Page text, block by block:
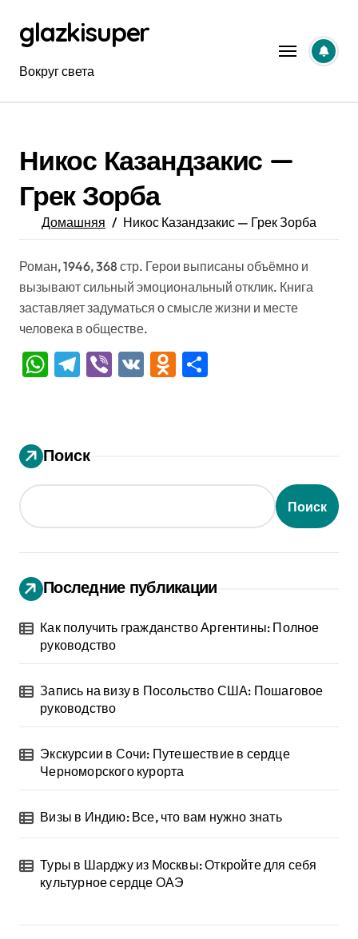
содержанию
glazkisuper
Вокруг света
Никос Казандзакис —
Грек Зорба
Домашняя Никос Казандзакис — Грек Зорба
Роман, 1946, 368 стр. Герои выписаны объёмно и
вызывают сильный эмоциональный отклик. Книга
заставляет задуматься о смысле жизни и месте
человека в обществе.
WhatsApp
Telegram
Viber
VK Odnoklassniki
Поиск
Поиск
Последние публикации
Как получить гражданство Аргентины: Полное
руководство
Запись на визу в Посольство США: Пошаговое
руководство
Экскурсии в Сочи: Путешествие в сердце
Черноморского курорта
Визы в Индию: Все, что вам нужно знать
Туры в Шарджу из Москвы: Откройте для себя
культурное сердце ОАЭ